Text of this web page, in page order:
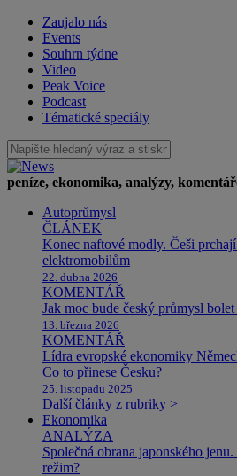
Zaujalo nás
Events
Souhrn týdne
Video
Peak Voice
Podcast
Tématické speciály
peníze, ekonomika, analýzy,
Autoprůmysl
ČLÁNEK
Konec naftové modly. Češi
elektromobilům
22. dubna 2026
KOMENTÁŘ
Jak moc bude český průmysl
13. března 2026
KOMENTÁŘ
Lídra evropské ekonomiky
Co to přinese Česku?
25. listopadu 2025
Další články z rubriky >
Ekonomika
ANALÝZA
Společná obrana japonského
režim?